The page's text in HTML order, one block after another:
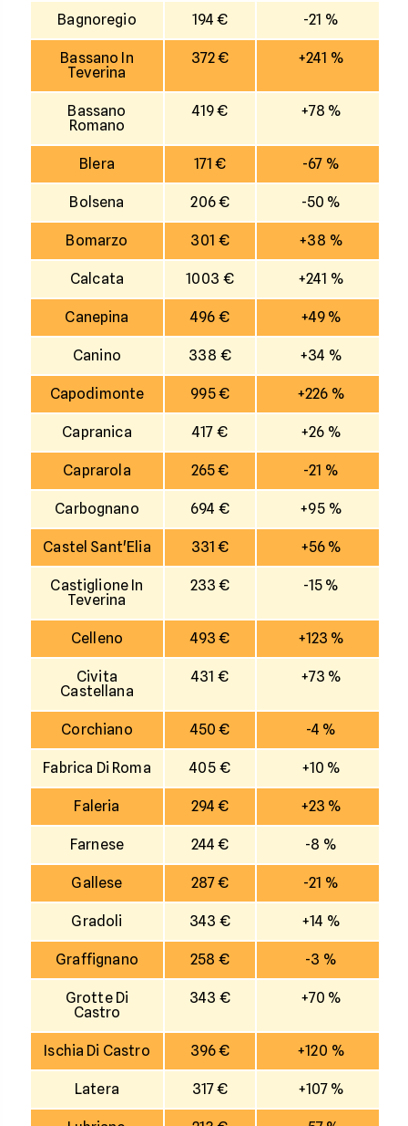
Bagnoregio 194 € -21 %
Bassano In
Teverina
372 € +241 %
Bassano
Romano
419 € +78 %
Blera 171 € -67 %
Bolsena 206 € -50 %
Bomarzo 301 € +38 %
Calcata 1003 € +241 %
Canepina 496 € +49 %
Canino 338 € +34 %
Capodimonte 995 € +226 %
Capranica 417 € +26 %
Caprarola 265 € -21 %
Carbognano 694 € +95 %
Castel Sant'Elia 331 € +56 %
Castiglione In
Teverina
233 € -15 %
Celleno 493 € +123 %
Civita
Castellana
431 € +73 %
Corchiano 450 € -4 %
Fabrica Di Roma 405 € +10 %
Faleria 294 € +23 %
Farnese 244 € -8 %
Gallese 287 € -21 %
Gradoli 343 € +14 %
Graffignano 258 € -3 %
Grotte Di
Castro
343 € +70 %
Ischia Di Castro 396 € +120 %
Latera 317 € +107 %